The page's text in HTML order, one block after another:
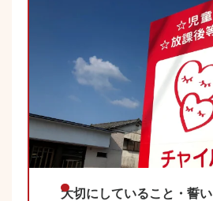
大切にしていること・誓い